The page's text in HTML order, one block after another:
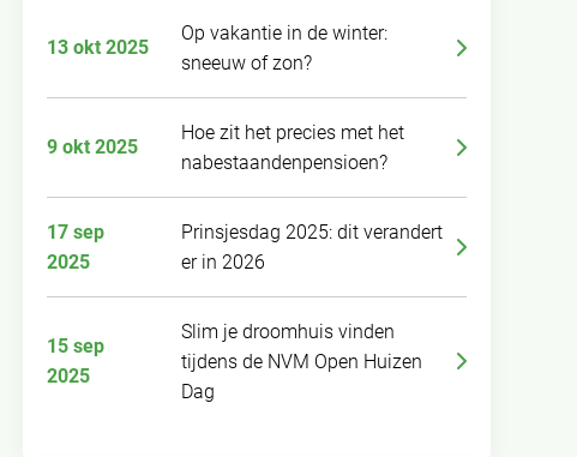
13 okt 2025
Op vakantie in de winter:
sneeuw of zon?
9 okt 2025
Hoe zit het precies met het
nabestaandenpensioen?
17 sep
2025
Prinsjesdag 2025: dit verandert
er in 2026
15 sep
2025
Slim je droomhuis vinden
tijdens de NVM Open Huizen
Dag